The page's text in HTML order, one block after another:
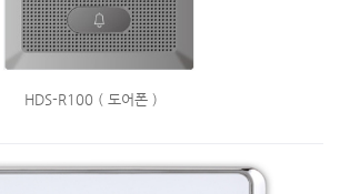
HDS-R100 ( 도어폰 )